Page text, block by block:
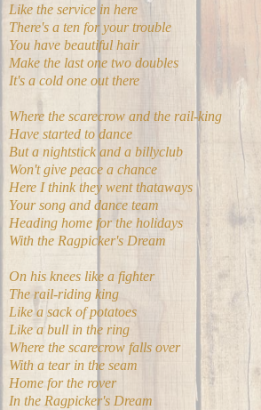
Like the service in here
There's a ten for your trouble
You have beautiful hair
Make the last one two doubles
It's a cold one out there
Where the scarecrow and the rail-king
Have started to dance
But a nightstick and a billyclub
Won't give peace a chance
Here I think they went thataways
Your song and dance team
Heading home for the holidays
With the Ragpicker's Dream
On his knees like a fighter
The rail-riding king
Like a sack of potatoes
Like a bull in the ring
Where the scarecrow falls over
With a tear in the seam
Home for the rover
In the Ragpicker's Dream